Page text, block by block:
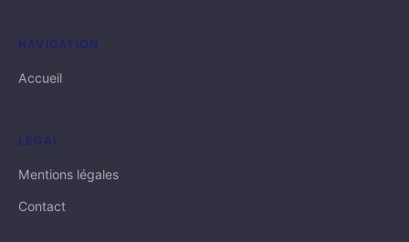
NAVIGATION
Accueil
LÉGAL
Mentions légales
Contact